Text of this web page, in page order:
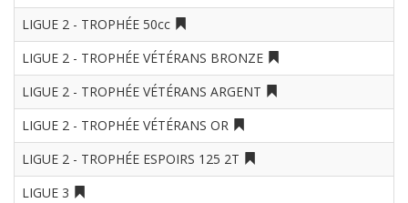
LIGUE 2 - TROPHÉE 50cc
LIGUE 2 - TROPHÉE VÉTÉRANS BRONZE
LIGUE 2 - TROPHÉE VÉTÉRANS ARGENT
LIGUE 2 - TROPHÉE VÉTÉRANS OR
LIGUE 2 - TROPHÉE ESPOIRS 125 2T
LIGUE 3